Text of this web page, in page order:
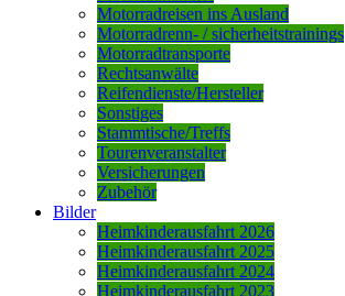
Motorradreisen ins Ausland
Motorradrenn- / sicherheitstrainings
Motorradtransporte
Rechtsanwälte
Reifendienste/Hersteller
Sonstiges
Stammtische/Treffs
Tourenveranstalter
Versicherungen
Zubehör
Bilder
Heimkinderausfahrt 2026
Heimkinderausfahrt 2025
Heimkinderausfahrt 2024
Heimkinderausfahrt 2023